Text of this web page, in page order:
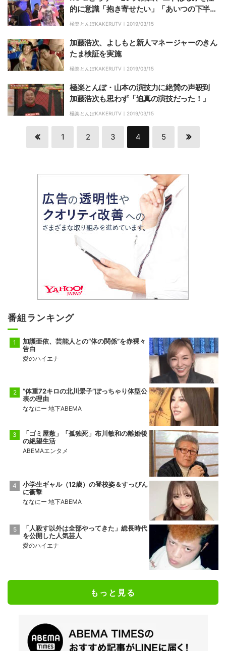
的に意識「抱き寄せたい」「あいつの下半身
でコーココーココー」
極楽とんぼKAKERUTV｜ 2019/03/15
加藤浩次、よしもと新人マネージャーのきん
たま検証を実施
極楽とんぼKAKERUTV｜ 2019/03/15
極楽とんぼ・山本の演技力に絶賛の声殺到
加藤浩次も思わず「迫真の演技だった！」
極楽とんぼKAKERUTV｜ 2019/03/15
1 2 3 4 5
番組ランキング
加護亜依、芸能人との“体の関係”を赤裸々
告白
愛のハイエナ
“体重72キロの北川景子”ぽっちゃり体型公
表の理由
ななにー 地下ABEMA
「ゴミ屋敷」「孤独死」布川敏和の離婚後
の絶望生活
ABEMAエンタメ
小学生ギャル（12歳）の登校姿＆すっぴん
に衝撃
ななにー 地下ABEMA
「人殺す以外は全部やってきた」総長時代
を公開した人気芸人
愛のハイエナ
もっと見る